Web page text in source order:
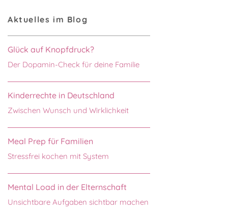
Aktuelles im Blog
Glück auf Knopfdruck?
Der Dopamin-Check für deine Familie
Kinderrechte in Deutschland
Zwischen Wunsch und Wirklichkeit
Meal Prep für Familien
Stressfrei kochen mit System
Mental Load in der Elternschaft
Unsichtbare Aufgaben sichtbar machen